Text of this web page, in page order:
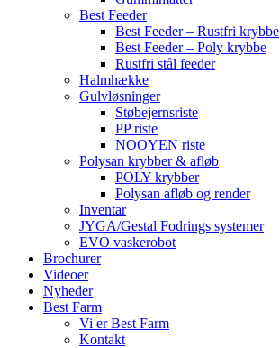
Best Feeder
Best Feeder – Rustfri krybbe
Best Feeder – Poly krybbe
Rustfri stål feeder
Halmhække
Gulvløsninger
Støbejernsriste
PP riste
NOOYEN riste
Polysan krybber & afløb
POLY krybber
Polysan afløb og render
Inventar
JYGA/Gestal Fodrings systemer
EVO vaskerobot
Brochurer
Videoer
Nyheder
Best Farm
Vi er Best Farm
Kontakt